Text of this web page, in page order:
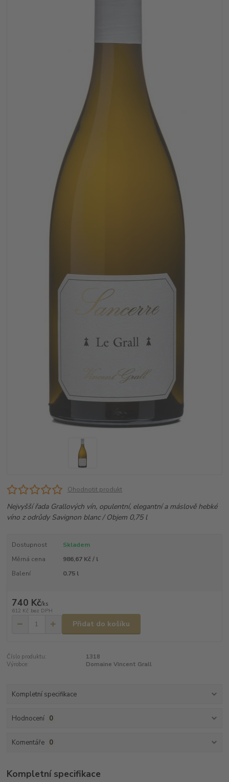
Ohodnotit produkt
Nejvyšší řada Grallových vín, opulentní, elegantní a máslově hebké
víno z odrůdy Savignon blanc / Objem 0,75 l
Dostupnost
Skladem
Měrná cena
986,67 Kč / l
Balení
0.75 l
740 Kč/ks
612 Kč bez DPH
Přidat do košíku
Číslo produktu:
1318
Výrobce:
Domaine Vincent Grall
Kompletní specifikace
Hodnocení 0
Komentáře 0
Kompletní specifikace